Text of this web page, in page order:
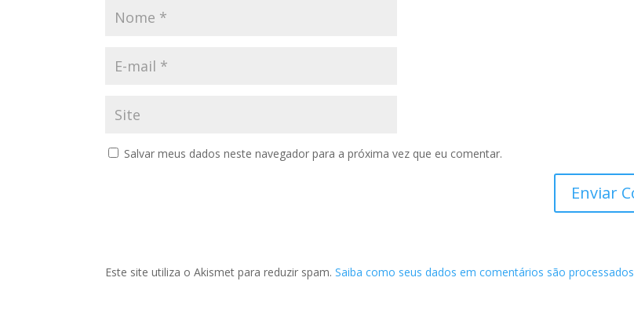
Salvar meus dados neste navegador para a próxima vez que eu comentar.
Este site utiliza o Akismet para reduzir spam.Saiba como seus dados em comentários são processados